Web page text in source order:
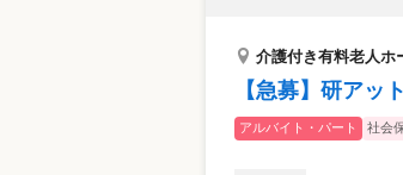
介護付き有料老人
【急募】研ア
アルバイト・パート 社会